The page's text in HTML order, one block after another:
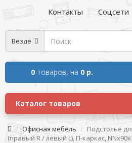
Контакты
Соцсети
Везде
0 товаров, на 0 р.
Каталог товаров
Офисная мебель
Подстолье
(правый R / левый L), П-каркас,